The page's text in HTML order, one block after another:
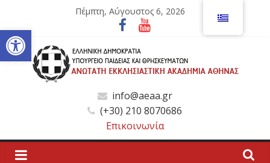
Ανοίξτε τη γραμμή εργαλείων
περιεχόμενο
Πέμπτη, Αύγουστος 6, 2026
Ανώτατη
Εκκλησιαστική
info@aeaa.gr
(+30) 210 8070686
Επικοινωνία